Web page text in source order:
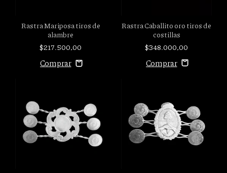
Rastra Mariposa tiros de
alambre
$217.500,00
Rastra Caballito oro tiros de
costillas
$348.000,00